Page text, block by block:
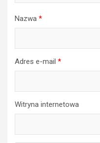
Nazwa *
Adres e-mail *
Witryna internetowa